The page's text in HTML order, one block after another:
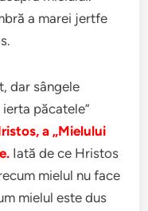
a marei jertfe
dar sângele
păcatele”
a „Mielului
Iată de ce Hristos
mielul nu face
mielul este dus